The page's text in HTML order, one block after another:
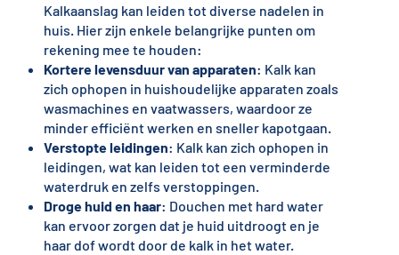
Kalkaanslag kan leiden tot diverse nadelen in
huis. Hier zijn enkele belangrijke punten om
rekening mee te houden:
Kortere levensduur van apparaten: Kalk kan
zich ophopen in huishoudelijke apparaten zoals
wasmachines en vaatwassers, waardoor ze
minder efficiënt werken en sneller kapotgaan.
Verstopte leidingen: Kalk kan zich ophopen in
leidingen, wat kan leiden tot een verminderde
waterdruk en zelfs verstoppingen.
Droge huid en haar: Douchen met hard water
kan ervoor zorgen dat je huid uitdroogt en je
haar dof wordt door de kalk in het water.